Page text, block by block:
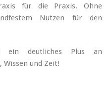
für die Praxis. Ohne
Nutzen für den
ein deutliches Plus an
und Zeit!